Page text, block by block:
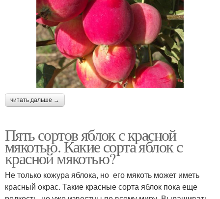
читать дальше →
Пять сортов яблок с красной
мякотью. Какие сорта яблок с
красной мякотью?
Не только кожура яблока, но его мякоть может иметь
красный окрас. Такие красные сорта яблок пока еще